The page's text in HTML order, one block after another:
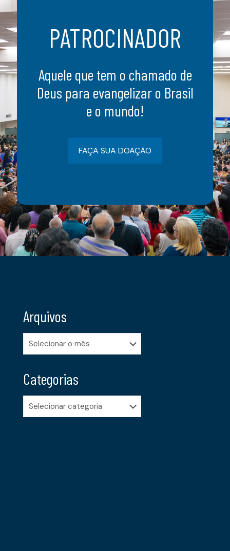
PATROCINADOR
Aquele que tem o chamado de
Deus para evangelizar o Brasil
e o mundo!
FAÇA SUA DOAÇÃO
Arquivos
Arquivos
Categorias
Categorias